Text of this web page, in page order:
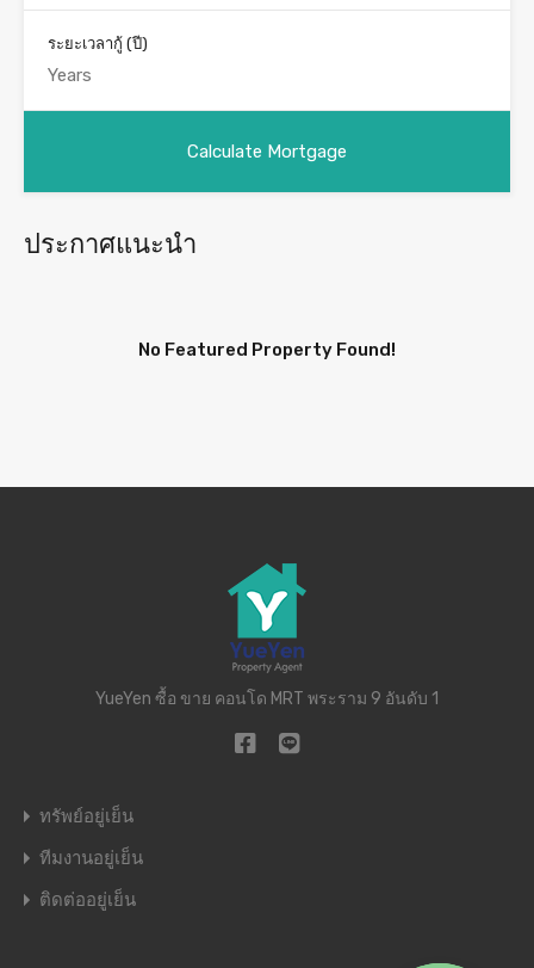
ระยะเวลากู้ (ปี)
ประกาศแนะนำ
No Featured Property Found!
YueYen ซื้อ ขาย คอนโด MRT พระราม 9 อันดับ 1
ทรัพย์อยู่เย็น
ทีมงานอยู่เย็น
ติดต่ออยู่เย็น